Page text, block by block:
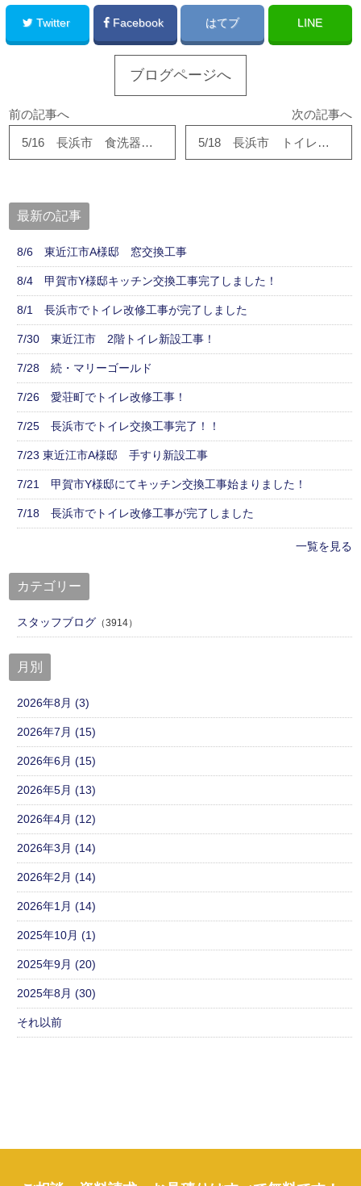
Twitter Facebook はてブ LINE
ブログページへ
前の記事へ
5/16 長浜市 食洗器交換工事が完了しました
次の記事へ
5/18 長浜市 トイレ改修工事が完成しました。
最新の記事
8/6 東近江市A様邸 窓交換工事
8/4 甲賀市Y様邸キッチン交換工事完了しました！
8/1 長浜市でトイレ改修工事が完了しました
7/30 東近江市 2階トイレ新設工事！
7/28 続・マリーゴールド
7/26 愛荘町でトイレ改修工事！
7/25 長浜市でトイレ交換工事完了！！
7/23 東近江市A様邸 手すり新設工事
7/21 甲賀市Y様邸にてキッチン交換工事始まりました！
7/18 長浜市でトイレ改修工事が完了しました
一覧を見る
カテゴリー
スタッフブログ （3914）
月別
2026年8月 (3)
2026年7月 (15)
2026年6月 (15)
2026年5月 (13)
2026年4月 (12)
2026年3月 (14)
2026年2月 (14)
2026年1月 (14)
2025年10月 (1)
2025年9月 (20)
2025年8月 (30)
それ以前